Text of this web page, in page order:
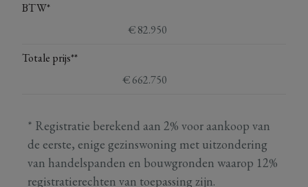
BTW*
€ 82.950
Totale prijs**
€ 662.750
* Registratie berekend aan 2% voor aankoop van
de eerste, enige gezinswoning met uitzondering
van handelspanden en bouwgronden waarop 12%
registratierechten van toepassing zijn.